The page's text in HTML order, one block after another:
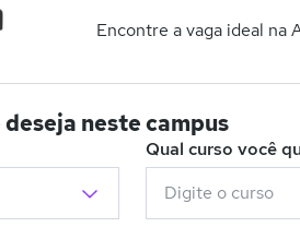
Encontre a vaga ideal na
neste campus
Qual curso você